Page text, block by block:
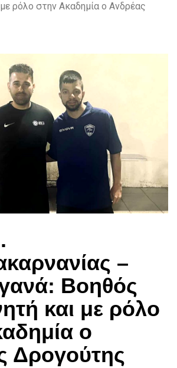
ρόλο στην Ακαδημία ο Ανδρέας
–
Βοηθός
και με ρόλο
ο
Δρογούτης